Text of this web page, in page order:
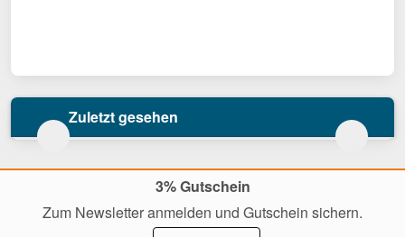
Zuletzt gesehen
3% Gutschein
Zum Newsletter anmelden und Gutschein sichern.